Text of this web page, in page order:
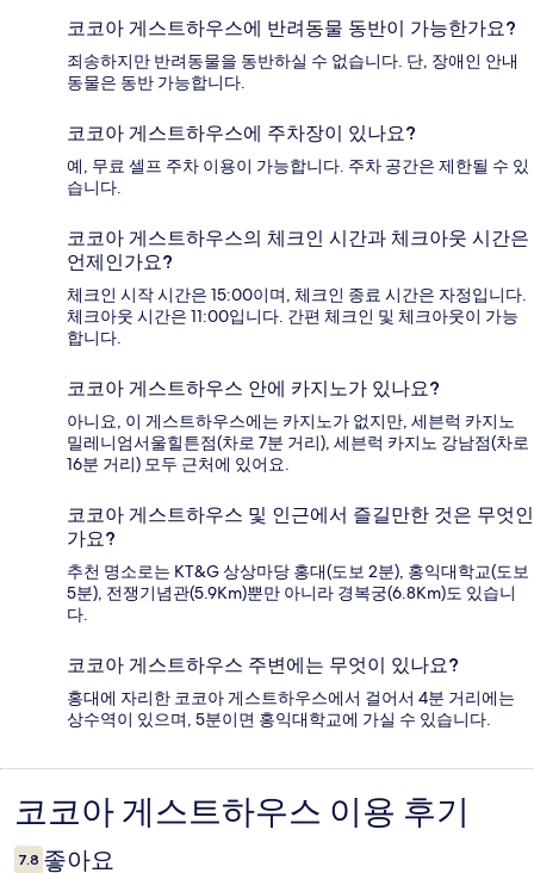
코코아 게스트하우스에 반려동물 동반이 가능한가요?
죄송하지만 반려동물을 동반하실 수 없습니다. 단, 장애인 안내
동물은 동반 가능합니다.
코코아 게스트하우스에 주차장이 있나요?
예, 무료 셀프 주차 이용이 가능합니다. 주차 공간은 제한될 수 있
습니다.
코코아 게스트하우스의 체크인 시간과 체크아웃 시간은
언제인가요?
체크인 시작 시간은 15:00이며, 체크인 종료 시간은 자정입니다.
체크아웃 시간은 11:00입니다. 간편 체크인 및 체크아웃이 가능
합니다.
코코아 게스트하우스 안에 카지노가 있나요?
아니요, 이 게스트하우스에는 카지노가 없지만, 세븐럭 카지노
밀레니엄서울힐튼점(차로 7분 거리), 세븐럭 카지노 강남점(차로
16분 거리) 모두 근처에 있어요.
코코아 게스트하우스 및 인근에서 즐길만한 것은 무엇인
가요?
추천 명소로는 KT&G 상상마당 홍대(도보 2분), 홍익대학교(도보
5분), 전쟁기념관(5.9Km)뿐만 아니라 경복궁(6.8Km)도 있습니
다.
코코아 게스트하우스 주변에는 무엇이 있나요?
홍대에 자리한 코코아 게스트하우스에서 걸어서 4분 거리에는
상수역이 있으며, 5분이면 홍익대학교에 가실 수 있습니다.
이
용
코코아 게스트하우스 이용 후기
7.8 좋아요